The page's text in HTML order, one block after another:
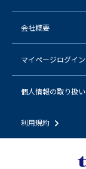
会社概要
マイページログイン
個人情報の取り扱い
利用規約